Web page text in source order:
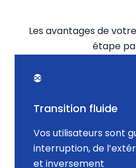
Les avantages de
étape
Transition fluide
Vos utilisateurs sont
interruption, de
et inversement